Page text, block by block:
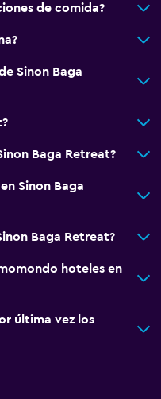
de comida?
Sinon Baga
Baga Retreat?
Sinon Baga
Baga Retreat?
hoteles en
última vez los